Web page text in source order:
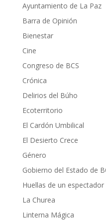
Ayuntamiento de La Paz
Barra de Opinión
Bienestar
Cine
Congreso de BCS
Crónica
Delirios del Búho
Ecoterritorio
El Cardón Umbilical
El Desierto Crece
Género
Gobierno del Estado de
Huellas de un espectador
La Churea
Linterna Mágica